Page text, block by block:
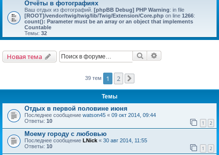
Отчёты в фотографиях
Ваш отдых из фотографий. [phpBB Debug] PHP Warning: in file
[ROOT]/vendor/twig/twig/lib/Twig/Extension/Core.php on line 1266:
count(): Parameter must be an array or an object that implements
Countable
Темы: 32
Новая тема Поиск
39 тем 1 2
Темы
Отдых в первой половине июня
Последнее сообщение watson45 « 09 окт 2014, 09:44
Ответы: 10 1 2
Моему городу с любовью
Последнее сообщение LNick « 30 авг 2014, 11:55
Ответы: 10 1 2